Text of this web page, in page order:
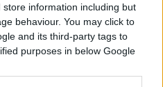
information including but
behaviour. You may click to
and its third-party tags to
purposes in below Google
Russia da Israele ci sono